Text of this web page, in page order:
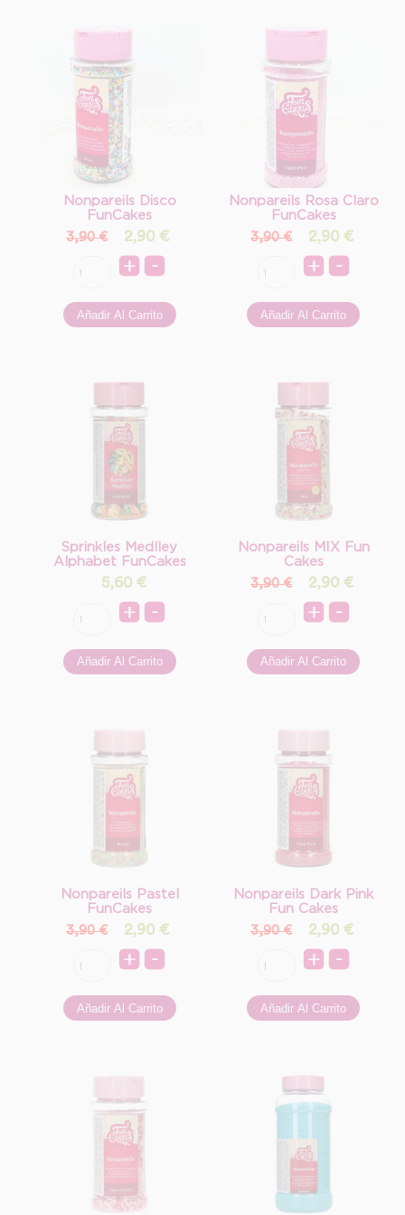
Nonpareils Disco
FunCakes
3,90 € 2,90 €
Nonpareils Rosa Claro
FunCakes
3,90 € 2,90 €
Sprinkles Medlley
Alphabet FunCakes
5,60 €
Nonpareils MIX Fun
Cakes
3,90 € 2,90 €
Nonpareils Pastel
FunCakes
3,90 € 2,90 €
Nonpareils Dark Pink
Fun Cakes
3,90 € 2,90 €